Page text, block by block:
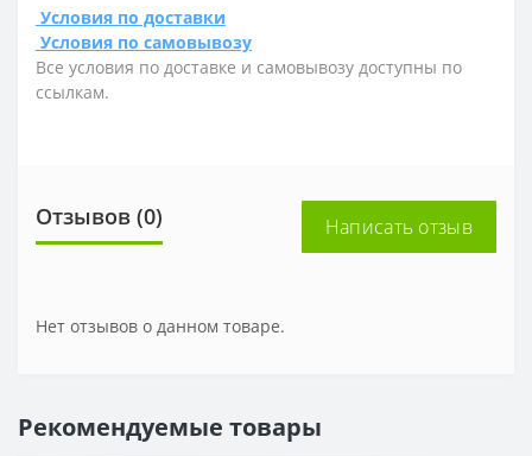
Условия по доставки
Условия по самовывозу
Все условия по доставке и самовывозу доступны по
ссылкам.
Отзывов (0) Написать отзыв
Нет отзывов о данном товаре.
Рекомендуемые товары